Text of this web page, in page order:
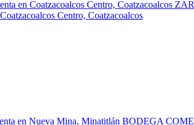
Centro, Coatzacoalcos